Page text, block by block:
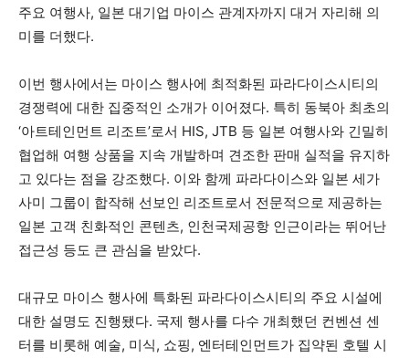
주요 여행사, 일본 대기업 마이스 관계자까지 대거 자리해 의
미를 더했다.
이번 행사에서는 마이스 행사에 최적화된 파라다이스시티의
경쟁력에 대한 집중적인 소개가 이어졌다. 특히 동북아 최초의
‘아트테인먼트 리조트’로서 HIS, JTB 등 일본 여행사와 긴밀히
협업해 여행 상품을 지속 개발하며 견조한 판매 실적을 유지하
고 있다는 점을 강조했다. 이와 함께 파라다이스와 일본 세가
사미 그룹이 합작해 선보인 리조트로서 전문적으로 제공하는
일본 고객 친화적인 콘텐츠, 인천국제공항 인근이라는 뛰어난
접근성 등도 큰 관심을 받았다.
대규모 마이스 행사에 특화된 파라다이스시티의 주요 시설에
대한 설명도 진행됐다. 국제 행사를 다수 개최했던 컨벤션 센
터를 비롯해 예술, 미식, 쇼핑, 엔터테인먼트가 집약된 호텔 시